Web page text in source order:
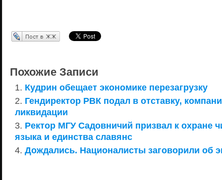
Перепост в ЖЖ
Похожие Записи
Кудрин обещает экономике перезагрузку
Гендиректор РВК подал в отставку,
ликвидации
Ректор МГУ Садовничий призвал к охране
языка и единства славянс
Дождались. Националисты заговорили об